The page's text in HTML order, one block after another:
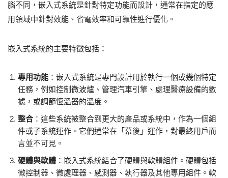
腦不同，嵌入式系統是針對特定功能而設計，通常在指定的應
用領域中針對效能、省電效率和可靠性進行優化。
嵌入式系統的主要特徵包括：
專用功能 ：嵌入式系統是專門設計用於執行一個或幾個特定
任務，例如控制微波爐、管理汽車引擎、處理醫療設備的數
據，或調節恆溫器的溫度。
整合 ：這些系統被整合到更大的產品或系統中，作為一個組
件或子系統運作。它們通常在「幕後」運作，對最終用戶而
言並不可見。
硬體與軟體 ：嵌入式系統結合了硬體與軟體組件。硬體包括
微控制器、微處理器、感測器、執行器及其他專用組件。軟